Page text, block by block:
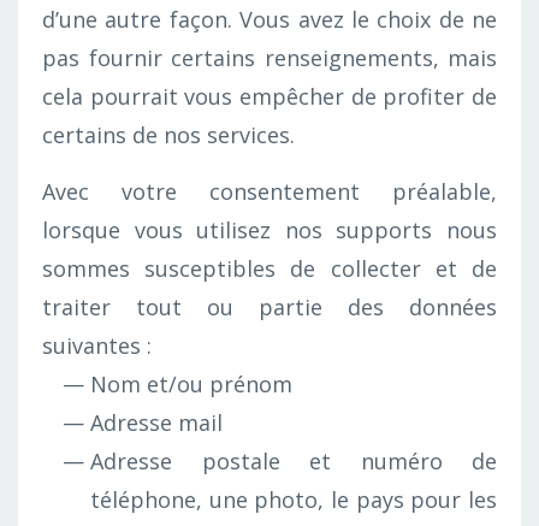
d’une autre façon. Vous avez le choix de ne
pas fournir certains renseignements, mais
cela pourrait vous empêcher de profiter de
certains de nos services.
Avec votre consentement préalable,
lorsque vous utilisez nos supports nous
sommes susceptibles de collecter et de
traiter tout ou partie des données
suivantes :
Nom et/ou prénom
Adresse mail
Adresse postale et numéro de
téléphone, une photo, le pays pour les